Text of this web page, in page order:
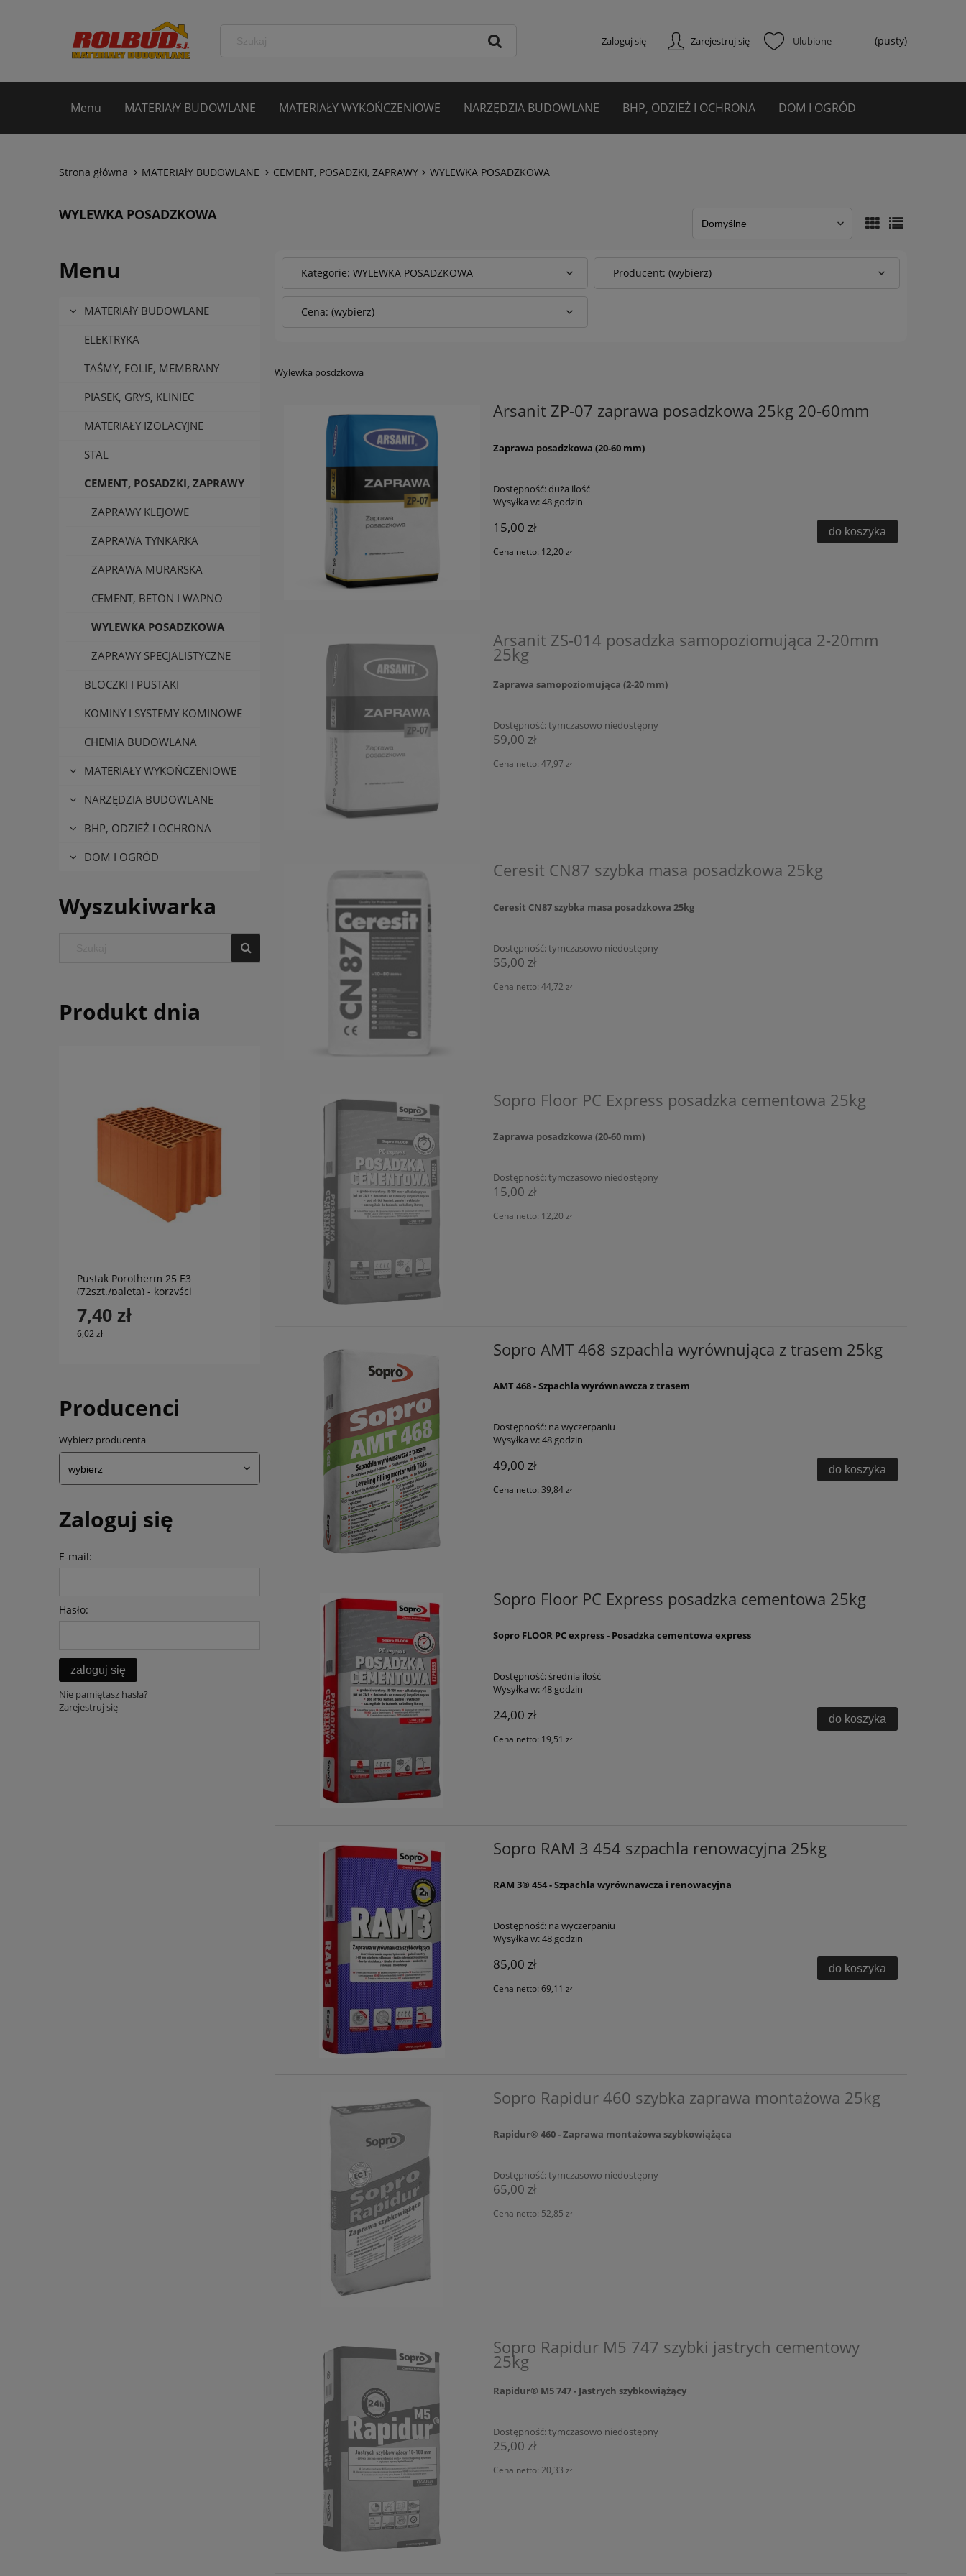
Zarejestruj się
Zaloguj się (pusty)
Menu MATERIAłY BUDOWLANE MATERIAŁY WYKOŃCZENIOWE NARZĘDZIA BUDOWLANE BHP, ODZIEŻ I OCHRONA DOM I OGRÓD
Strona główna MATERIAłY BUDOWLANE CEMENT, POSADZKI, ZAPRAWY WYLEWKA POSADZKOWA
WYLEWKA POSADZKOWA
Menu
MATERIAłY BUDOWLANE
ELEKTRYKA
TAŚMY, FOLIE, MEMBRANY
PIASEK, GRYS, KLINIEC
MATERIAŁY IZOLACYJNE
STAL
CEMENT, POSADZKI, ZAPRAWY
ZAPRAWY KLEJOWE
ZAPRAWA TYNKARKA
ZAPRAWA MURARSKA
CEMENT, BETON I WAPNO
WYLEWKA POSADZKOWA
ZAPRAWY SPECJALISTYCZNE
BLOCZKI I PUSTAKI
KOMINY I SYSTEMY KOMINOWE
CHEMIA BUDOWLANA
MATERIAŁY WYKOŃCZENIOWE
NARZĘDZIA BUDOWLANE
BHP, ODZIEŻ I OCHRONA
DOM I OGRÓD
Wyszukiwarka
Produkt dnia
Pustak Porotherm 25 E3
(72szt./paleta) - korzyści
7,40 zł
6,02 zł
do koszyka
Producenci
Wybierz producenta
Zaloguj się
E-mail:
Hasło:
zaloguj się
Nie pamiętasz hasła?
Zarejestruj się
Kategorie: WYLEWKA POSADZKOWA Producent: (wybierz)
Cena: (wybierz)
Wylewka posdzkowa
Arsanit ZP-07 zaprawa posadzkowa 25kg 20-60mm
Zaprawa posadzkowa (20-60 mm)
Dostępność:duża ilość
Wysyłka w:48 godzin
15,00 zł
Cena netto: 12,20 zł
do koszyka
Arsanit ZS-014 posadzka samopoziomująca 2-20mm
25kg
Zaprawa samopoziomująca (2-20 mm)
Dostępność:tymczasowo niedostępny
59,00 zł
Cena netto: 47,97 zł
Ceresit CN87 szybka masa posadzkowa 25kg
Ceresit CN87 szybka masa posadzkowa 25kg
Dostępność:tymczasowo niedostępny
55,00 zł
Cena netto: 44,72 zł
Sopro Floor PC Express posadzka cementowa 25kg
Zaprawa posadzkowa (20-60 mm)
Dostępność:tymczasowo niedostępny
15,00 zł
Cena netto: 12,20 zł
Sopro AMT 468 szpachla wyrównująca z trasem 25kg
AMT 468 - Szpachla wyrównawcza z trasem
Dostępność: na wyczerpaniu
Wysyłka w:48 godzin
49,00 zł
Cena netto: 39,84 zł
do koszyka
Sopro Floor PC Express posadzka cementowa 25kg
Sopro FLOOR PC express - Posadzka cementowa express
Dostępność:średnia ilość
Wysyłka w:48 godzin
24,00 zł
Cena netto: 19,51 zł
do koszyka
Sopro RAM 3 454 szpachla renowacyjna 25kg
RAM 3® 454 - Szpachla wyrównawcza i renowacyjna
Dostępność: na wyczerpaniu
Wysyłka w:48 godzin
85,00 zł
Cena netto: 69,11 zł
do koszyka
Sopro Rapidur 460 szybka zaprawa montażowa 25kg
Rapidur® 460 - Zaprawa montażowa szybkowiążąca
Dostępność:tymczasowo niedostępny
65,00 zł
Cena netto: 52,85 zł
Sopro Rapidur M5 747 szybki jastrych cementowy
25kg
Rapidur® M5 747 - Jastrych szybkowiążący
Dostępność:tymczasowo niedostępny
25,00 zł
Cena netto: 20,33 zł